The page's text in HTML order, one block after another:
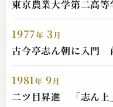
東京農業大学第二高等
1977年 3月
古今亭志ん朝に入門
1981年 9月
二ツ目昇進 「志ん上